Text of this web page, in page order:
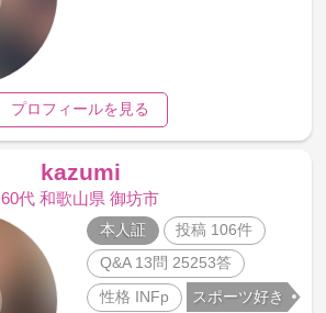
プロフィールを見る
kazumi
60代 和歌山県 御坊市
本人証
投稿 106件
Q&A 13問 25253答
性格 INFp スポーツ好き